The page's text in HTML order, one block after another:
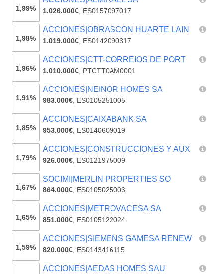
1,99% 1.026.000€, ES0157097017
1,98%
ACCIONES|OBRASCON HUARTE LAIN
1.019.000€, ES0142090317
1,96%
ACCIONES|CTT-CORREIOS DE PORT
1.010.000€, PTCTT0AM0001
1,91%
ACCIONES|NEINOR HOMES SA
983.000€, ES0105251005
1,85%
ACCIONES|CAIXABANK SA
953.000€, ES0140609019
1,79%
ACCIONES|CONSTRUCCIONES Y AUX
926.000€, ES0121975009
1,67%
SOCIMI|MERLIN PROPERTIES SO
864.000€, ES0105025003
1,65%
ACCIONES|METROVACESA SA
851.000€, ES0105122024
1,59%
ACCIONES|SIEMENS GAMESA RENEW
820.000€, ES0143416115
ACCIONES|AEDAS HOMES SAU